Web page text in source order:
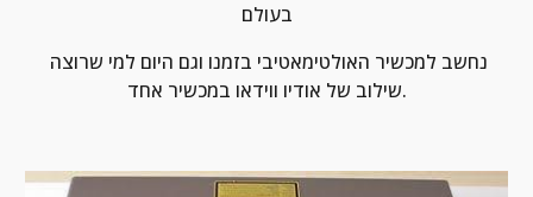
בעולם
שילוב של אודיו ווידאו במכשיר אחד.